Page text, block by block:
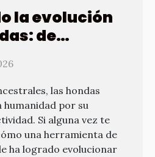
la evolución
de
equipos de
las hondas
humanidad por su
Si alguna vez te
una herramienta de
ha logrado evolucionar